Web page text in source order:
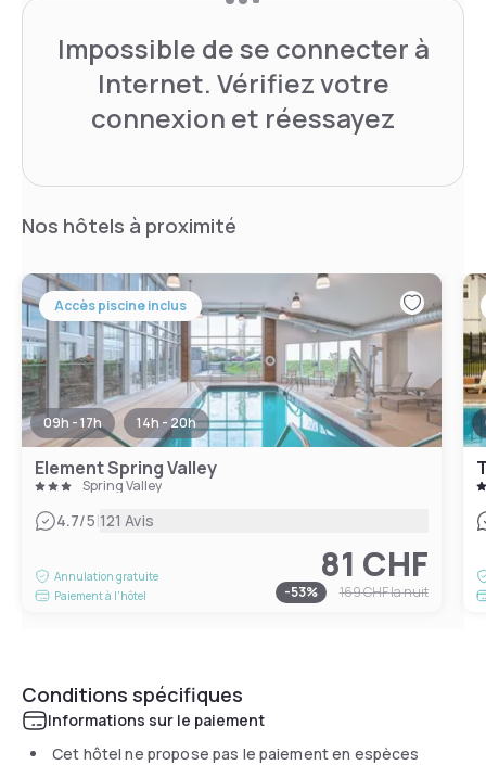
Impossible de se connecter à
Internet. Vérifiez votre
connexion et réessayez
Nos hôtels à proximité
Accès piscine inclus
09h - 17h 14h - 20h
Element Spring Valley
Spring Valley
4.7/5|121 Avis
Annulation gratuite
Paiement à l'hôtel
81 CHF
-53% 169 CHFla nuit
Conditions spécifiques
Informations sur le paiement
Cet hôtel ne propose pas le paiement en espèces